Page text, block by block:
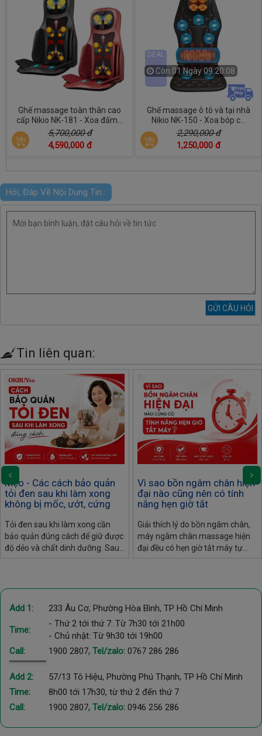
Ghế massage toàn thân cao
cấp Nikio NK-181 - Xoa đấm...
5,700,000 đ
4,590,000 đ
DEAL
Còn 01 Ngày 09:20:06
Ghế massage ô tô và tại nhà
Nikio NK-150 - Xoa bóp c...
2,290,000 đ
1,250,000 đ
Hỏi, Đáp Về Nội Dung Tin :
Tin liên quan:
Mẹo - Các cách bảo quản
tỏi đen sau khi làm xong
không bị mốc, ướt, cứng
Tỏi đen sau khi làm xong cần
bảo quản đúng cách để giữ được
độ dẻo và chất dinh dưỡng. Sau
đây là các bảo quản và cách xử
Vì sao bồn ngâm chân hiện
đại nào cũng nên có tính
năng hẹn giờ tắt
Giải thích lý do bồn ngâm chân,
máy ngâm chân massage hiện
đại đều có hẹn giờ tắt máy tự
động: an toàn điện, bảo vệ sức
Add 1: 233 Âu Cơ, Phường Hòa Bình, TP Hồ Chí Minh
Time:
- Thứ 2 tới thứ 7: Từ 7h30 tới 21h00
- Chủ nhật: Từ 9h30 tới 19h00
Call:
1900 2807, Tel/zalo: 0767 286 286
Add 2:
57/13 Tô Hiệu, Phường Phú Thạnh, TP Hồ Chí Minh
Time:
8h00 tới 17h30, từ thứ 2 đến thứ 7
Call:
1900 2807, Tel/zalo: 0946 256 286